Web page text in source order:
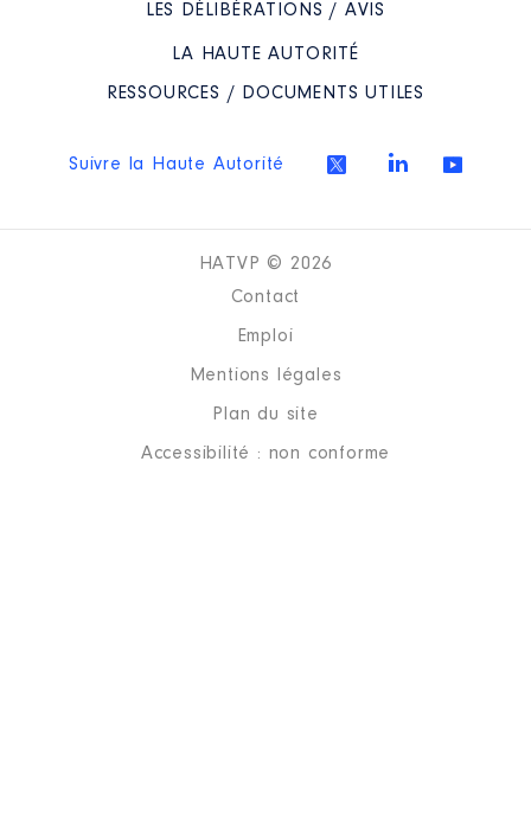
LES DÉLIBÉRATIONS / AVIS
LA HAUTE AUTORITÉ
RESSOURCES / DOCUMENTS UTILES
Suivre la Haute Autorité
HATVP © 2026
Contact
Emploi
Mentions légales
Plan du site
Accessibilité : non conforme